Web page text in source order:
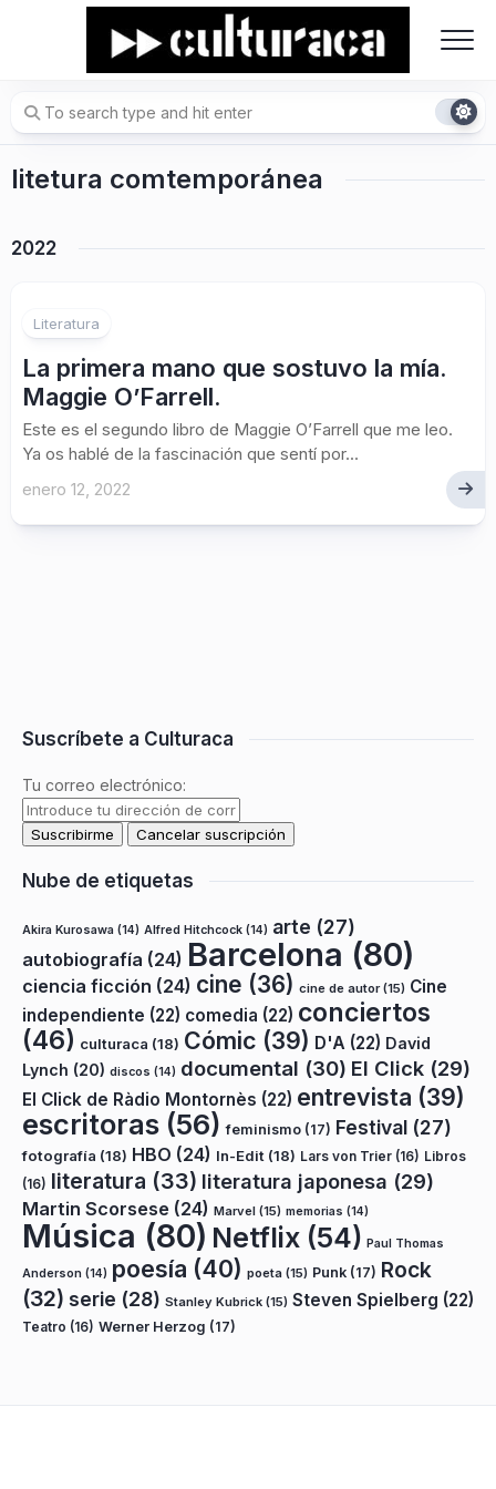
litetura comtemporánea
2022
Literatura
La primera mano que sostuvo la mía.
Maggie O’Farrell.
Este es el segundo libro de Maggie O’Farrell que me leo.
Ya os hablé de la fascinación que sentí por...
enero 12, 2022
Suscríbete a Culturaca
Tu correo electrónico:
Nube de etiquetas
Akira Kurosawa (14) Alfred Hitchcock (14) arte (27)
autobiografía (24) Barcelona (80)
ciencia ficción (24) cine (36) cine de autor(15) Cine
independiente (22) comedia (22) conciertos
(46) culturaca (18) Cómic (39) D'A (22) David
Lynch (20) discos (14) documental (30) El Click (29)
El Click de Ràdio Montornès (22) entrevista (39)
escritoras (56) feminismo (17) Festival (27)
fotografía (18) HBO (24) In-Edit (18) Lars von Trier (16) Libros
(16) literatura (33) literatura japonesa (29)
Martin Scorsese (24) Marvel (15) memorias (14)
Música (80) Netflix (54) Paul Thomas
Anderson (14) poesía (40) poeta (15) Punk (17) Rock
(32) serie (28) Stanley Kubrick (15) Steven Spielberg (22)
Teatro (16) Werner Herzog (17)